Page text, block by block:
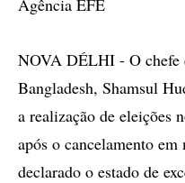
Agência EFE
NOVA DÉLHI - O chefe
Bangladesh, Shamsul
a realização de eleições
após o cancelamento
declarado o estado de